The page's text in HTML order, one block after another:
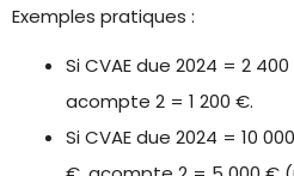
Exemples pratiques :
Si CVAE due 2024 = 2
acompte 2 = 1 200 €.
Si CVAE due 2024 = 10